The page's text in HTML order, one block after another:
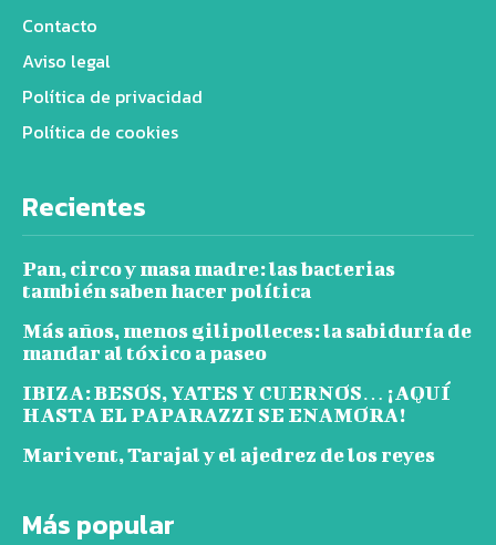
Contacto
Aviso legal
Política de privacidad
Política de cookies
Recientes
Pan, circo y masa madre: las bacterias
también saben hacer política
Más años, menos gilipolleces: la sabiduría de
mandar al tóxico a paseo
IBIZA: BESOS, YATES Y CUERNOS… ¡AQUÍ
HASTA EL PAPARAZZI SE ENAMORA!
Marivent, Tarajal y el ajedrez de los reyes
Más popular